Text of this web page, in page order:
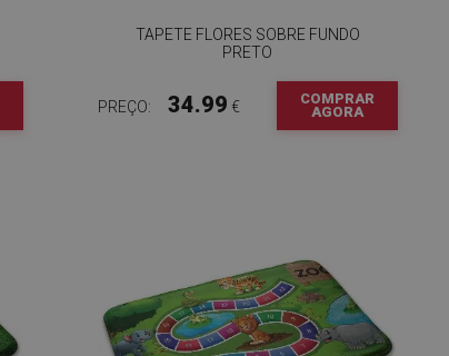
TAPETE FLORES SOBRE FUNDO
PRETO
PREÇO: 34.99 €
COMPRAR
AGORA